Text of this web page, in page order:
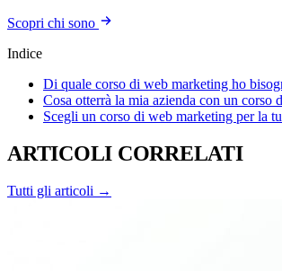
Scopri chi sono
Indice
Di quale corso di web marketing ho
Cosa otterrà la mia azienda con un corso
Scegli un corso di web marketing per la
ARTICOLI CORRELATI
Tutti gli articoli →